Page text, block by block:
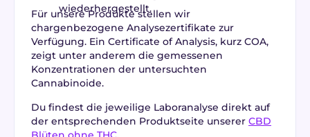
wiederhergestellt.
Für unsere Produkte stellen wir
chargenbezogene Analysezertifikate zur
Verfügung. Ein Certificate of Analysis, kurz COA,
zeigt unter anderem die gemessenen
Konzentrationen der untersuchten
Cannabinoide.
Du findest die jeweilige Laboranalyse direkt auf
der entsprechenden Produktseite unserer CBD